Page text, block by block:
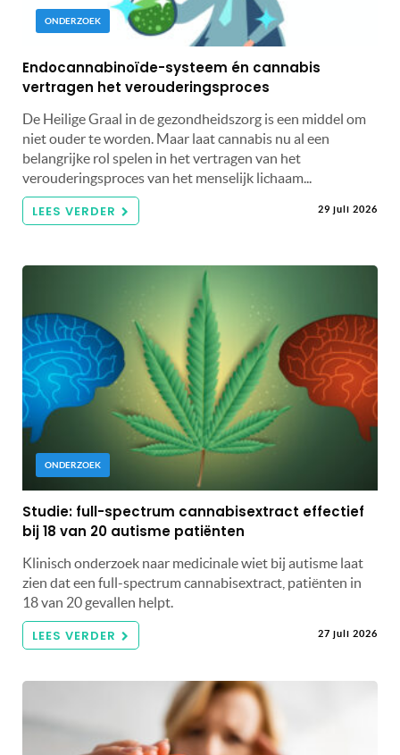
ONDERZOEK
Endocannabinoïde-systeem én cannabis
vertragen het verouderingsproces
De Heilige Graal in de gezondheidszorg is een middel om
niet ouder te worden. Maar laat cannabis nu al een
belangrijke rol spelen in het vertragen van het
verouderingsproces van het menselijk lichaam...
LEES VERDER 29 juli 2026
ONDERZOEK
Studie: full-spectrum cannabisextract effectief
bij 18 van 20 autisme patiënten
Klinisch onderzoek naar medicinale wiet bij autisme laat
zien dat een full-spectrum cannabisextract, patiënten in
18 van 20 gevallen helpt.
LEES VERDER 27 juli 2026